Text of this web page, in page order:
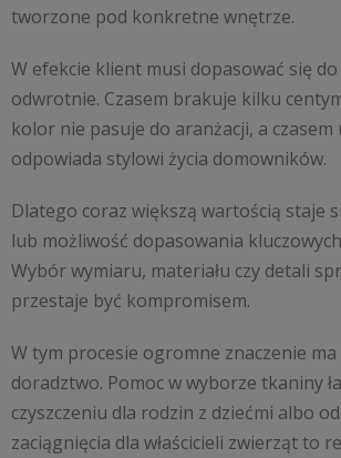
tworzone pod konkretne wnętrze.
W efekcie klient musi dopasować się
odwrotnie. Czasem brakuje kilku
kolor nie pasuje do aranżacji, a czasem
odpowiada stylowi życia domowników.
Dlatego coraz większą wartością staje
lub możliwość dopasowania
Wybór wymiaru, materiału czy detali
przestaje być kompromisem.
W tym procesie ogromne znaczenie
doradztwo. Pomoc w wyborze tkaniny
czyszczeniu dla rodzin z dziećmi albo
zaciągnięcia dla właścicieli zwierząt to